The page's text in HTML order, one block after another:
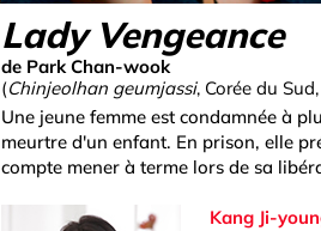
Lady Vengeance
de Park Chan-wook
(Chinjeolhan geumjassi, Corée du
Une jeune femme est condamnée à
meurtre d'un enfant. En prison, elle
compte mener à terme lors de sa
Kang Ji-